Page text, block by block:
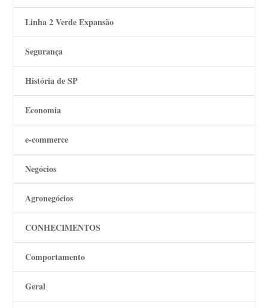
Linha 2 Verde Expansão
Segurança
História de SP
Economia
e-commerce
Negócios
Agronegócios
CONHECIMENTOS
Comportamento
Geral